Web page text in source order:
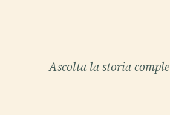
Ascolta la storia